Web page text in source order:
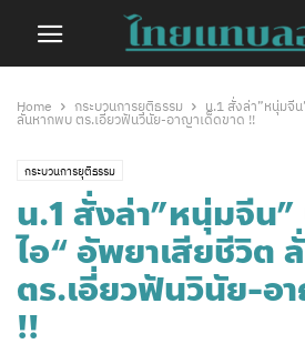
Home กระบวนการยุติธรรม
น.1 สั่งล่า”หนุ่มจี
ลั่นหากพบ ตร.เอี่ยวฟันวินัย-อาญาเด็ดขาด !!
กระบวนการยุติธรรม
น.1 สั่งล่า”หนุ่มจีน
ไอ“ อัพยาเสียชีวิต
ตร.เอี่ยวฟันวินัย-อ
!!